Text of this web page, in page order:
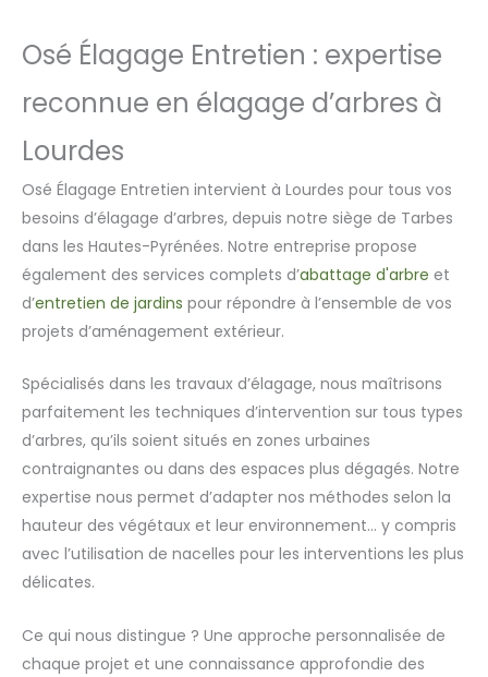
Osé Élagage Entretien : expertise
reconnue en élagage d’arbres à
Lourdes
Osé Élagage Entretien intervient à Lourdes pour tous vos
besoins d’élagage d’arbres, depuis notre siège de Tarbes
dans les Hautes-Pyrénées. Notre entreprise propose
également des services complets d’abattage d'arbre et
d’entretien de jardins pour répondre à l’ensemble de vos
projets d’aménagement extérieur.
Spécialisés dans les travaux d’élagage, nous maîtrisons
parfaitement les techniques d’intervention sur tous types
d’arbres, qu’ils soient situés en zones urbaines
contraignantes ou dans des espaces plus dégagés. Notre
expertise nous permet d’adapter nos méthodes selon la
hauteur des végétaux et leur environnement… y compris
avec l’utilisation de nacelles pour les interventions les plus
délicates.
Ce qui nous distingue ? Une approche personnalisée de
chaque projet et une connaissance approfondie des